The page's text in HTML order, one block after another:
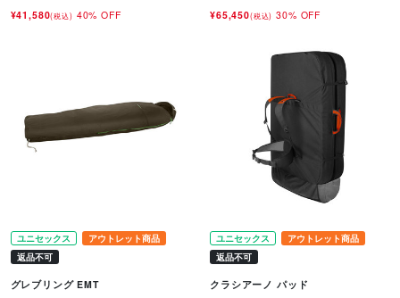
¥41,580(税込) 40% OFF
¥65,450(税込) 30% OFF
ユニセックス
アウトレット商品
返品不可
グレブリング EMT
ユニセックス
アウトレット商品
返品不可
クラシアーノ パッド